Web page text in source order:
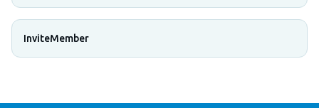
InviteMember